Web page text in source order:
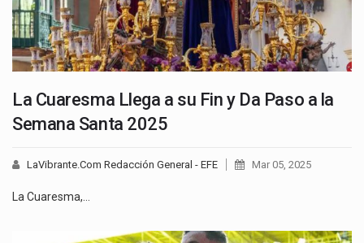
La Cuaresma Llega a su Fin y Da Paso a la
Semana Santa 2025
LaVibrante.Com Redacción General - EFE Mar 05, 2025
La Cuaresma,…